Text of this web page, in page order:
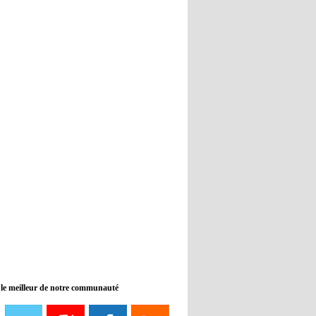
08:21 - 2022/11/08
Liverpool mis en vente par son
propriétaire
meilleur de notre communauté